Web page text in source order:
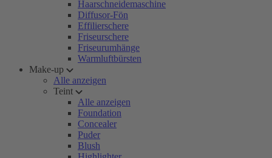
Haarschneidemaschine
Diffusor-Fön
Effilierschere
Friseurschere
Friseurumhänge
Warmluftbürsten
Make-up
Alle anzeigen
Teint
Alle anzeigen
Foundation
Concealer
Puder
Blush